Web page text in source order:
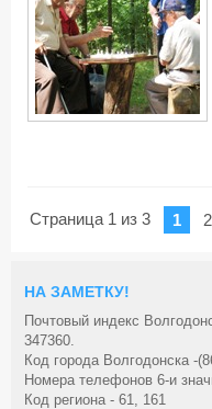
Страница 1 из 3 1 2
НА ЗАМЕТКУ!
Почтовый индекс
347360.
Код города Волгодонска -
Номера телефонов 6-и
Код региона - 61, 161